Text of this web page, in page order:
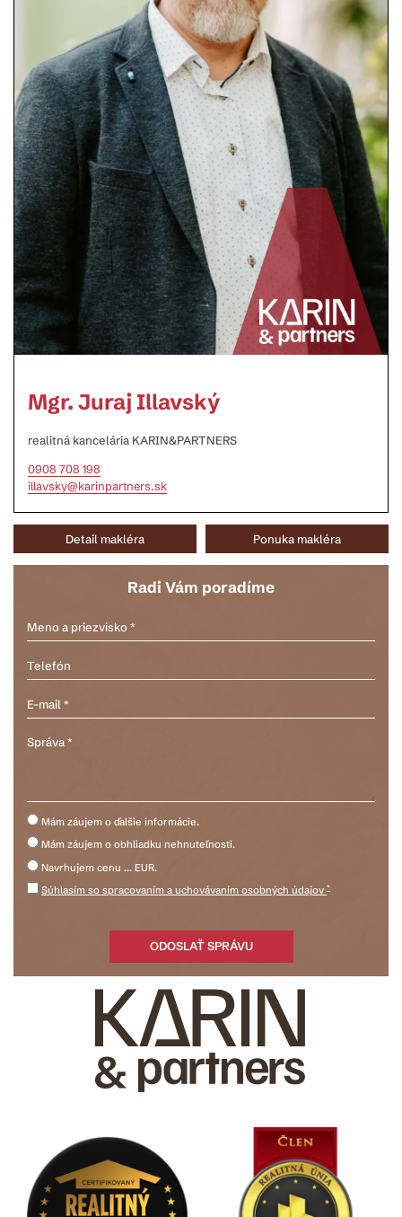
Mgr. Juraj Illavský
realitná kancelária KARIN&PARTNERS
0908 708 198
illavsky@karinpartners.sk
Detail makléra Ponuka makléra
Radi Vám poradíme
Mám záujem o ďalšie informácie.
Mám záujem o obhliadku nehnuteľnosti.
Navrhujem cenu ... EUR.
Súhlasím so spracovaním a uchovávaním osobných údajov *